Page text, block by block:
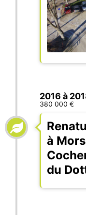
2016 à
380 000 €
à
du